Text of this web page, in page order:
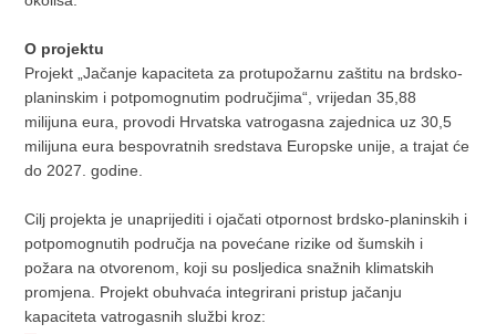
O projektu
Projekt „Jačanje kapaciteta za protupožarnu zaštitu na brdsko-
planinskim i potpomognutim područjima“, vrijedan 35,88
milijuna eura, provodi Hrvatska vatrogasna zajednica uz 30,5
milijuna eura bespovratnih sredstava Europske unije, a trajat će
do 2027. godine.
Cilj projekta je unaprijediti i ojačati otpornost brdsko-planinskih i
potpomognutih područja na povećane rizike od šumskih i
požara na otvorenom, koji su posljedica snažnih klimatskih
promjena. Projekt obuhvaća integrirani pristup jačanju
kapaciteta vatrogasnih službi kroz: